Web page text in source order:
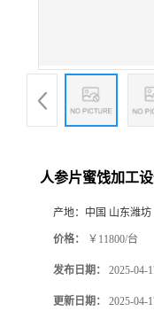
人参片蜜饯加工
产地： 中国 山东潍坊
价格： ￥11800/台
发布日期： 2025-04-
更新日期： 2025-04-